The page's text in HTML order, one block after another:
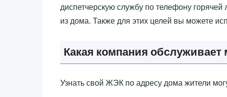
диспетчерскую службу по телефону
из дома. Также для этих целей вы можете
Какая компания
Узнать свой ЖЭК по адресу дома жители